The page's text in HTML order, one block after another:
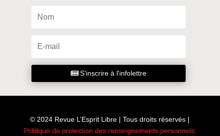
S'inscrire à l'infolettre
© 2024 Revue L’Esprit Libre | Tous droits réservés |
Politique de protection des renseignements personnels.